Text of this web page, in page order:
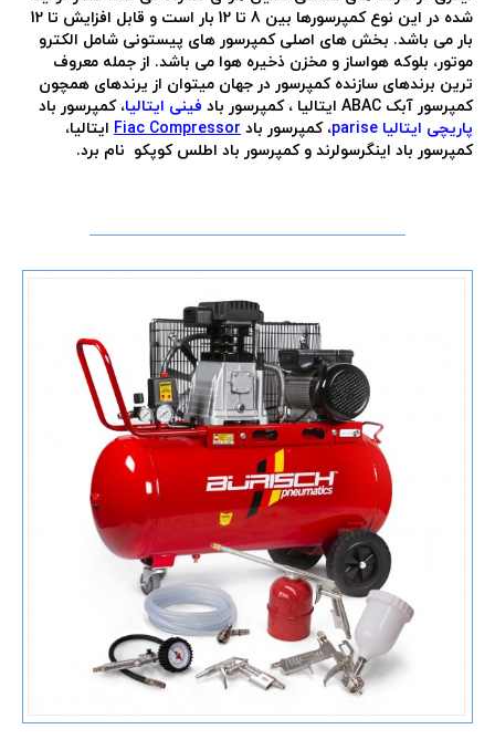
شده در این نوع کمپرسورها بین 8 تا 12 بار است و قابل افزایش تا 12
بار می باشد. بخش های اصلی کمپرسور های پیستونی شامل الکترو
موتور، بلوکه هواساز و مخزن ذخیره هوا می باشد. از جمله معروف
ترین برندهای سازنده کمپرسور در جهان میتوان از یرندهای همچون
کمپرسور آبک ABAC ایتالیا ، کمپرسور باد
فینی ایتالیا، کمپرسور باد
پاریچی ایتالیا parise
، کمپرسور باد Fiac Compressor ایتالیا،
کمپرسور باد اینگرسولرند و کمپرسور باد اطلس کوپکو نام برد.